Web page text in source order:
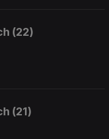
(22)
(21)